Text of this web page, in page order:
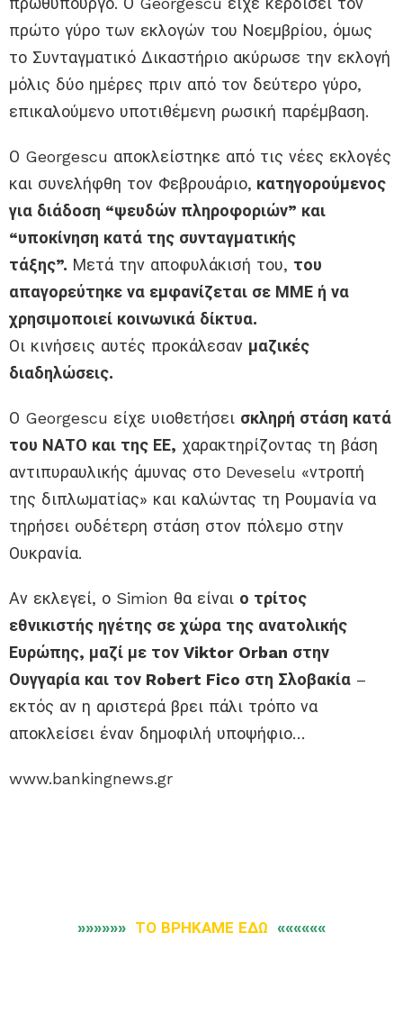
πρώτο γύρο των εκλογών του Νοεμβρίου, όμως
το Συνταγματικό Δικαστήριο ακύρωσε την εκλογή
μόλις δύο ημέρες πριν από τον δεύτερο γύρο,
επικαλούμενο υποτιθέμενη ρωσική παρέμβαση.
Ο Georgescu αποκλείστηκε από τις νέες εκλογές
και συνελήφθη τον Φεβρουάριο, κατηγορούμενος
για διάδοση “ψευδών πληροφοριών” και
“υποκίνηση κατά της συνταγματικής
τάξης”. Μετά την αποφυλάκισή του, του
απαγορεύτηκε να εμφανίζεται σε ΜΜΕ ή να
χρησιμοποιεί κοινωνικά δίκτυα.
Οι κινήσεις αυτές προκάλεσαν μαζικές
διαδηλώσεις.
Ο Georgescu είχε υιοθετήσει σκληρή στάση κατά
του ΝΑΤΟ και της ΕΕ, χαρακτηρίζοντας τη βάση
αντιπυραυλικής άμυνας στο Deveselu «ντροπή
της διπλωματίας» και καλώντας τη Ρουμανία να
τηρήσει ουδέτερη στάση στον πόλεμο στην
Ουκρανία.
Αν εκλεγεί, ο Simion θα είναι ο τρίτος
εθνικιστής ηγέτης σε χώρα της ανατολικής
Ευρώπης, μαζί με τον Viktor Orban στην
Ουγγαρία και τον Robert Fico στη Σλοβακία –
εκτός αν η αριστερά βρει πάλι τρόπο να
αποκλείσει έναν δημοφιλή υποψήφιο…
www.bankingnews.gr
»»»»»» ΤΟ ΒΡΗΚΑΜΕ ΕΔΩ ««««««